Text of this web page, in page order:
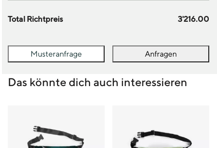
Total Richtpreis 3'216.00
Musteranfrage Anfragen
Das könnte dich auch interessieren